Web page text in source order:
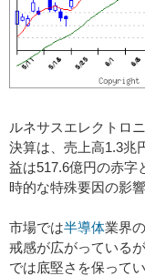
ルネサスエレクトロ
決算は、売上高1.3兆
益は517.6億円の赤字
時的な特殊要因の影
市場では半導体業界
戒感が広がっている
では底堅さを保って